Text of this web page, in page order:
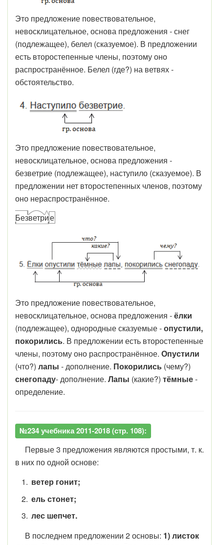
Это предложение повествовательное,
невосклицательное, основа предложения - снег
(подлежащее), белел (сказуемое). В предложении
есть второстепенные члены, поэтому оно
распространённое. Белел (где?) на ветвях -
обстоятельство.
Это предложение повествовательное,
невосклицательное, основа предложения -
безветрие (подлежащее), наступило (сказуемое). В
предложении нет второстепенных членов, поэтому
оно нераспространённое.
Безветрие
Это предложение повествовательное,
невосклицательное, основа предложения -ёлки
(подлежащее), однородные сказуемые -опустили,
покорились. В предложении есть второстепенные
члены, поэтому оно распространённое. Опустили
(что?) лапы - дополнение. Покорились (чему?)
снегопаду- дополнение. Лапы (какие?) тёмные-
определение.
№234 учебника 2011-2018 (стр. 108):
Первые 3 предложения являются простыми, т. к.
в них по одной основе:
ветер гонит;
ель стонет;
лес шепчет.
В последнем предложении 2 основы: 1) листок